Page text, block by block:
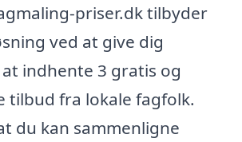
priser.dk tilbyder
ved at give dig
indhente 3 gratis og
tilbud fra lokale fagfolk.
du kan sammenligne